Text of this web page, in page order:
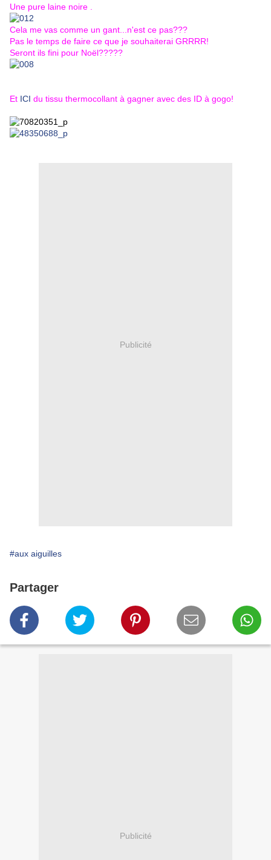
Une pure laine noire .
Cela me vas comme un gant...n'est ce pas???
Pas le temps de faire ce que je souhaiterai GRRRR!
Seront ils fini pour Noël?????
Et ICI du tissu thermocollant à gagner avec des ID à gogo!
Publicité
#aux aiguilles
Partager
Publicité